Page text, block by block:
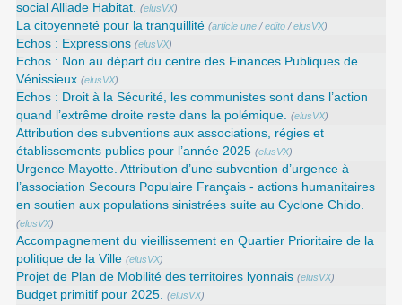
social Alliade Habitat. (elusVX)
La citoyenneté pour la tranquillité (article une /edito /elusVX)
Echos : Expressions (elusVX)
Echos : Non au départ du centre des Finances Publiques de
Vénissieux (elusVX)
Echos : Droit à la Sécurité, les communistes sont dans l’action
quand l’extrême droite reste dans la polémique. (elusVX)
Attribution des subventions aux associations, régies et
établissements publics pour l’année 2025 (elusVX)
Urgence Mayotte. Attribution d’une subvention d’urgence à
l’association Secours Populaire Français - actions humanitaires
en soutien aux populations sinistrées suite au Cyclone Chido.
(elusVX)
Accompagnement du vieillissement en Quartier Prioritaire de la
politique de la Ville (elusVX)
Projet de Plan de Mobilité des territoires lyonnais (elusVX)
Budget primitif pour 2025. (elusVX)